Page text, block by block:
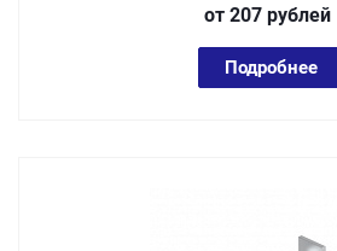
от 207 рублей
Подробнее